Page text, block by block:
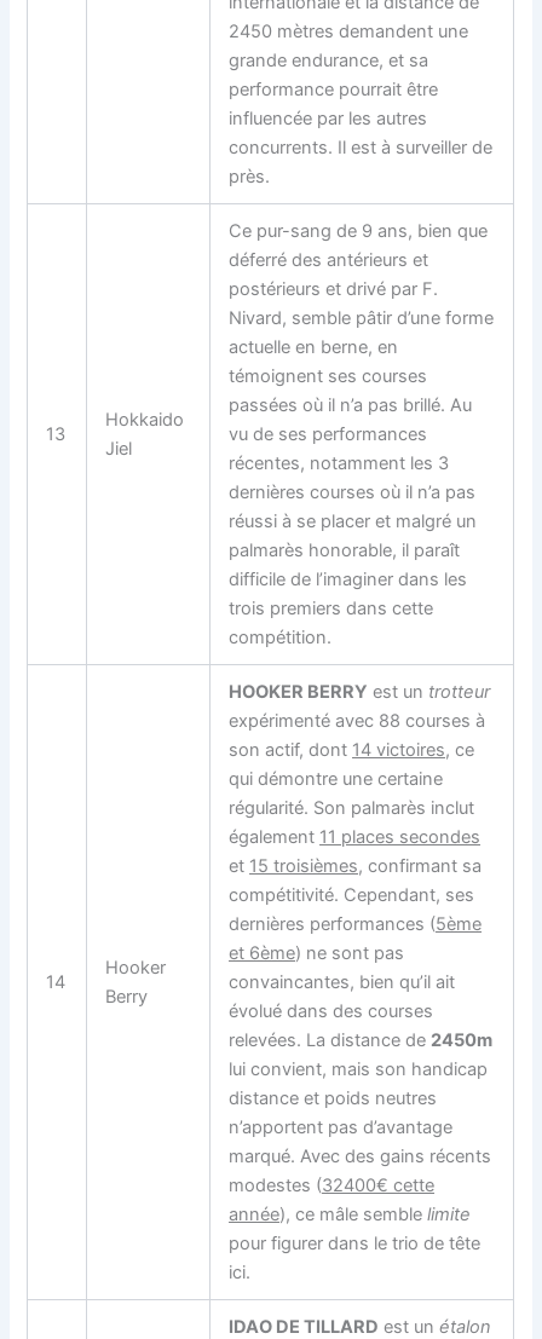
2450 mètres demandent une
grande endurance, et sa
performance pourrait être
influencée par les autres
concurrents. Il est à surveiller de
près.
13
Hokkaido
Jiel
Ce pur-sang de 9 ans, bien que
déferré des antérieurs et
postérieurs et drivé par F.
Nivard, semble pâtir d’une forme
actuelle en berne, en
témoignent ses courses
passées où il n’a pas brillé. Au
vu de ses performances
récentes, notamment les 3
dernières courses où il n’a pas
réussi à se placer et malgré un
palmarès honorable, il paraît
difficile de l’imaginer dans les
trois premiers dans cette
compétition.
14
Hooker
Berry
HOOKER BERRY est un trotteur
expérimenté avec 88 courses à
son actif, dont 14 victoires, ce
qui démontre une certaine
régularité. Son palmarès inclut
également 11 places secondes
et 15 troisièmes, confirmant sa
compétitivité. Cependant, ses
dernières performances (5ème
et 6ème) ne sont pas
convaincantes, bien qu’il ait
évolué dans des courses
relevées. La distance de 2450m
lui convient, mais son handicap
distance et poids neutres
n’apportent pas d’avantage
marqué. Avec des gains récents
modestes (32400€ cette
année), ce mâle semblelimite
pour figurer dans le trio de tête
ici.
IDAO DE TILLARD est unétalon